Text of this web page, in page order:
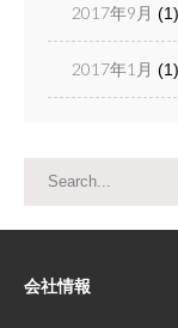
2017年9月 (1)
2017年1月 (1)
会社情報